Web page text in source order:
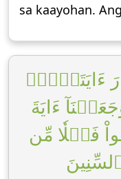
sa kaayohan.
ءَايَتَيۡنِۖ
ءَايَةَ
فَضۡلٗا مِّن